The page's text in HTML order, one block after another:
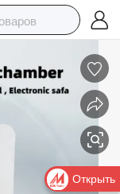
Открыть